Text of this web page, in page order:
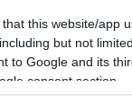
that this website/app
but not
to Google and its
consent section.
μητέρα του,
η
των ναζί.